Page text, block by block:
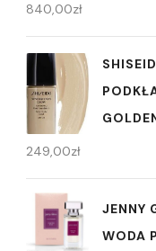
840,00zł
249,00zł
JENNY
WODA